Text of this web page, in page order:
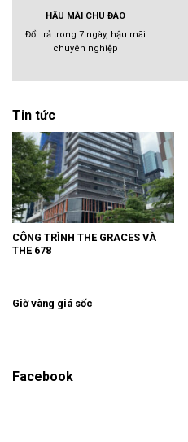
HẬU MÃI CHU ĐÁO
Đổi trả trong 7 ngày, hậu mãi
chuyên nghiệp
Tin tức
CÔNG TRÌNH THE GRACES VÀ
THE 678
Giờ vàng giá sốc
Facebook